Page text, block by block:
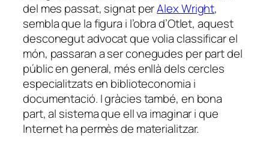
del mes passat, signat perAlex Wright,
sembla que la figura i l’obra d’Otlet, aquest
desconegut advocat que volia classificar el
món, passaran a ser conegudes per part del
públic en general, més enllà dels cercles
especialitzats en biblioteconomia i
documentació. I gràcies també, en bona
part, al sistema que ell va imaginar i que
Internet ha permès de materialitzar.